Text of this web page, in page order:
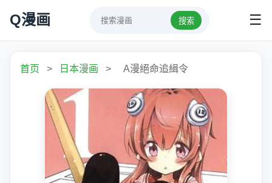
Q漫画 搜索 ☰
首页 > 日本漫画 > A漫絕命追緝令